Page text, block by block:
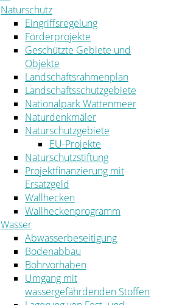
Naturschutz
Eingriffsregelung
Förderprojekte
Geschützte Gebiete und
Objekte
Landschaftsrahmenplan
Landschaftsschutzgebiete
Nationalpark Wattenmeer
Naturdenkmäler
Naturschutzgebiete
EU-Projekte
Naturschutzstiftung
Projektfinanzierung mit
Ersatzgeld
Wallhecken
Wallheckenprogramm
Wasser
Abwasserbeseitigung
Bodenabbau
Bohrvorhaben
Umgang mit
wassergefährdenden Stoffen